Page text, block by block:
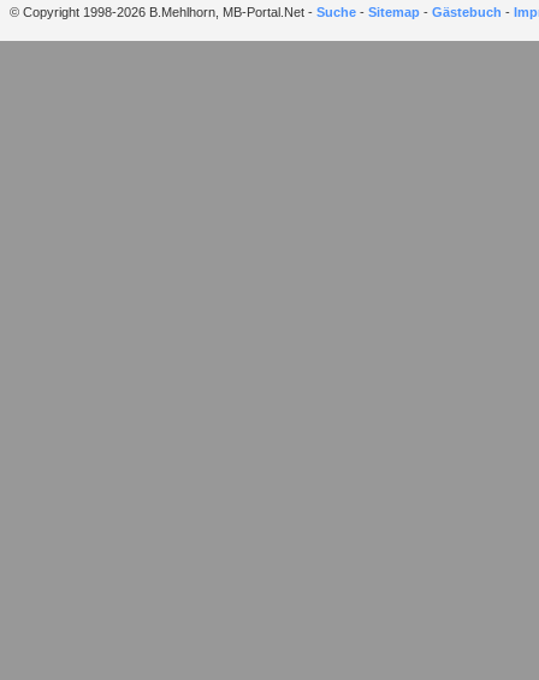
© Copyright 1998-2026 B.Mehlhorn, MB-Portal.Net - Suche - Sitemap - Gästebuch -